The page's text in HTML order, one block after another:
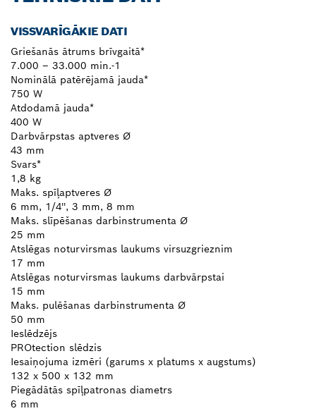
VISSVARĪGĀKIE DATI
Griešanās ātrums brīvgaitā*
7.000 – 33.000 min.-1
Nominālā patērējamā jauda*
750 W
Atdodamā jauda*
400 W
Darbvārpstas aptveres Ø
43 mm
Svars*
1,8 kg
Maks. spīļaptveres Ø
6 mm, 1/4'', 3 mm, 8 mm
Maks. slīpēšanas darbinstrumenta Ø
25 mm
Atslēgas noturvirsmas laukums virsuzgrieznim
17 mm
Atslēgas noturvirsmas laukums darbvārpstai
15 mm
Maks. pulēšanas darbinstrumenta Ø
50 mm
Ieslēdzējs
PROtection slēdzis
Iesaiņojuma izmēri (garums x platums x augstums)
132 x 500 x 132 mm
Piegādātās spīļpatronas diametrs
6 mm